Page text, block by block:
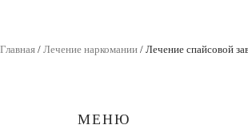
Главная / Лечение наркомании / Лечение спайсовой
МЕНЮ